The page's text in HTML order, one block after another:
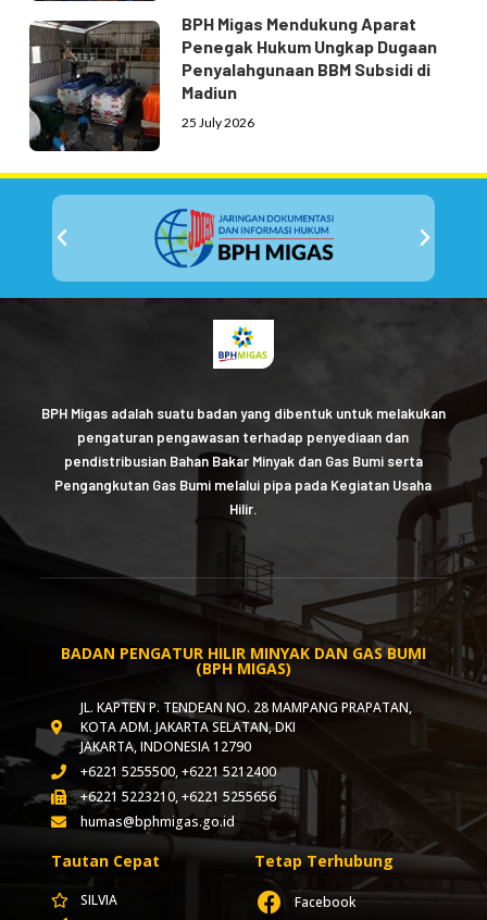
BPH Migas Mendukung Aparat
Penegak Hukum Ungkap Dugaan
Penyalahgunaan BBM Subsidi di
Madiun
25 July 2026
BPH Migas adalah suatu badan yang dibentuk untuk melakukan
pengaturan pengawasan terhadap penyediaan dan
pendistribusian Bahan Bakar Minyak dan Gas Bumi serta
Pengangkutan Gas Bumi melalui pipa pada Kegiatan Usaha
Hilir.
BADAN PENGATUR HILIR MINYAK DAN GAS BUMI
(BPH MIGAS)
JL. KAPTEN P. TENDEAN NO. 28 MAMPANG PRAPATAN,
KOTA ADM. JAKARTA SELATAN, DKI
JAKARTA, INDONESIA 12790
+6221 5255500, +6221 5212400
+6221 5223210, +6221 5255656
humas@bphmigas.go.id
Tautan Cepat
SILVIA
Tetap Terhubung
Facebook